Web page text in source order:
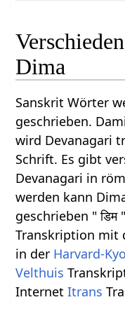
Dima
Sanskrit Wörter
geschrieben.
wird Devanagari
Schrift. Es gibt
Devanagari in
werden kann
geschrieben "
Transkription mit
in der Harvard-
Velthuis
InternetItrans